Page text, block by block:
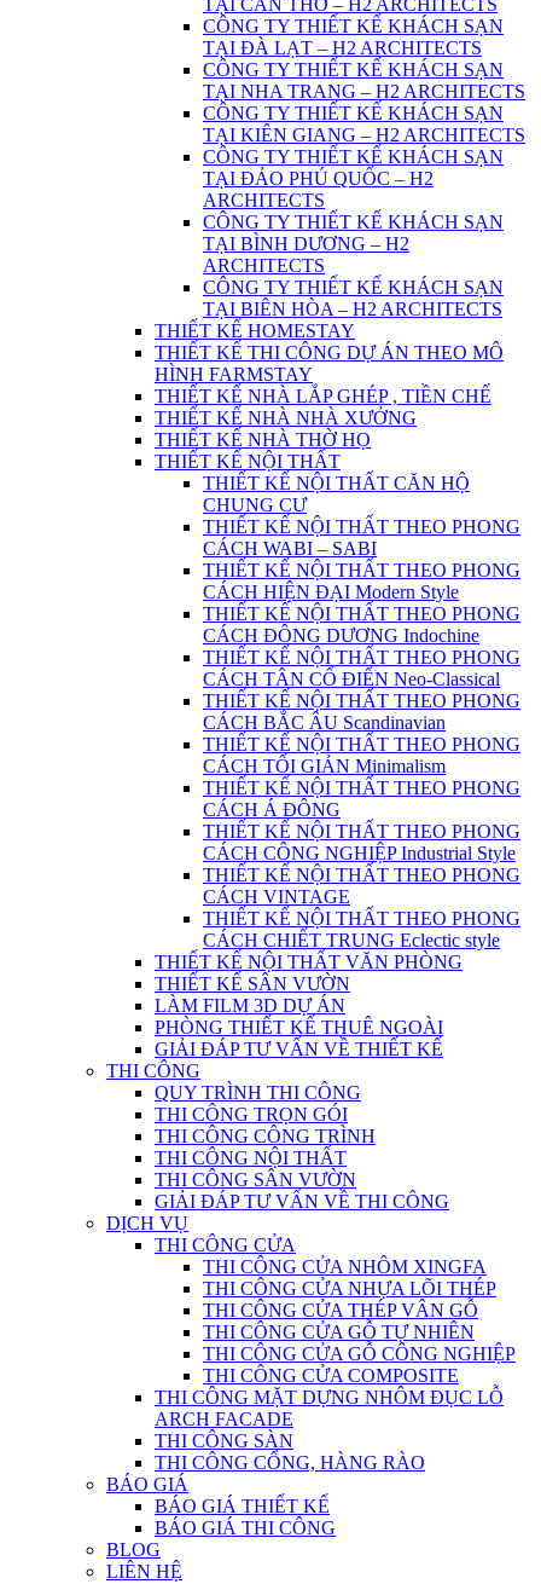
TẠI CẦN THƠ – H2 ARCHITECTS
CÔNG TY THIẾT KẾ KHÁCH SẠN
TẠI ĐÀ LẠT – H2 ARCHITECTS
CÔNG TY THIẾT KẾ KHÁCH SẠN
TẠI NHA TRANG – H2 ARCHITECTS
CÔNG TY THIẾT KẾ KHÁCH SẠN
TẠI KIÊN GIANG – H2 ARCHITECTS
CÔNG TY THIẾT KẾ KHÁCH SẠN
TẠI ĐẢO PHÚ QUỐC – H2
ARCHITECTS
CÔNG TY THIẾT KẾ KHÁCH SẠN
TẠI BÌNH DƯƠNG – H2
ARCHITECTS
CÔNG TY THIẾT KẾ KHÁCH SẠN
TẠI BIÊN HÒA – H2 ARCHITECTS
THIẾT KẾ HOMESTAY
THIẾT KẾ THI CÔNG DỰ ÁN THEO MÔ
HÌNH FARMSTAY
THIẾT KẾ NHÀ LẮP GHÉP , TIỀN CHẾ
THIẾT KẾ NHÀ NHÀ XƯỞNG
THIẾT KẾ NHÀ THỜ HỌ
THIẾT KẾ NỘI THẤT
THIẾT KẾ NỘI THẤT CĂN HỘ
CHUNG CƯ
THIẾT KẾ NỘI THẤT THEO PHONG
CÁCH WABI – SABI
THIẾT KẾ NỘI THẤT THEO PHONG
CÁCH HIỆN ĐẠI Modern Style
THIẾT KẾ NỘI THẤT THEO PHONG
CÁCH ĐÔNG DƯƠNG Indochine
THIẾT KẾ NỘI THẤT THEO PHONG
CÁCH TÂN CỔ ĐIỂN Neo-Classical
THIẾT KẾ NỘI THẤT THEO PHONG
CÁCH BẮC ÂU Scandinavian
THIẾT KẾ NỘI THẤT THEO PHONG
CÁCH TỐI GIẢN Minimalism
THIẾT KẾ NỘI THẤT THEO PHONG
CÁCH Á ĐÔNG
THIẾT KẾ NỘI THẤT THEO PHONG
CÁCH CÔNG NGHIỆP Industrial Style
THIẾT KẾ NỘI THẤT THEO PHONG
CÁCH VINTAGE
THIẾT KẾ NỘI THẤT THEO PHONG
CÁCH CHIẾT TRUNG Eclectic style
THIẾT KẾ NỘI THẤT VĂN PHÒNG
THIẾT KẾ SÂN VƯỜN
LÀM FILM 3D DỰ ÁN
PHÒNG THIẾT KẾ THUÊ NGOÀI
GIẢI ĐÁP TƯ VẤN VỀ THIẾT KẾ
THI CÔNG
QUY TRÌNH THI CÔNG
THI CÔNG TRỌN GÓI
THI CÔNG CÔNG TRÌNH
THI CÔNG NỘI THẤT
THI CÔNG SÂN VƯỜN
GIẢI ĐÁP TƯ VẤN VỀ THI CÔNG
DỊCH VỤ
THI CÔNG CỬA
THI CÔNG CỬA NHÔM XINGFA
THI CÔNG CỬA NHỰA LÕI THÉP
THI CÔNG CỬA THÉP VÂN GỖ
THI CÔNG CỬA GỖ TỰ NHIÊN
THI CÔNG CỬA GỖ CÔNG NGHIỆP
THI CÔNG CỬA COMPOSITE
THI CÔNG MẶT DỰNG NHÔM ĐỤC LỖ
ARCH FACADE
THI CÔNG SÀN
THI CÔNG CỔNG, HÀNG RÀO
BÁO GIÁ
BÁO GIÁ THIẾT KẾ
BÁO GIÁ THI CÔNG
BLOG
LIÊN HỆ